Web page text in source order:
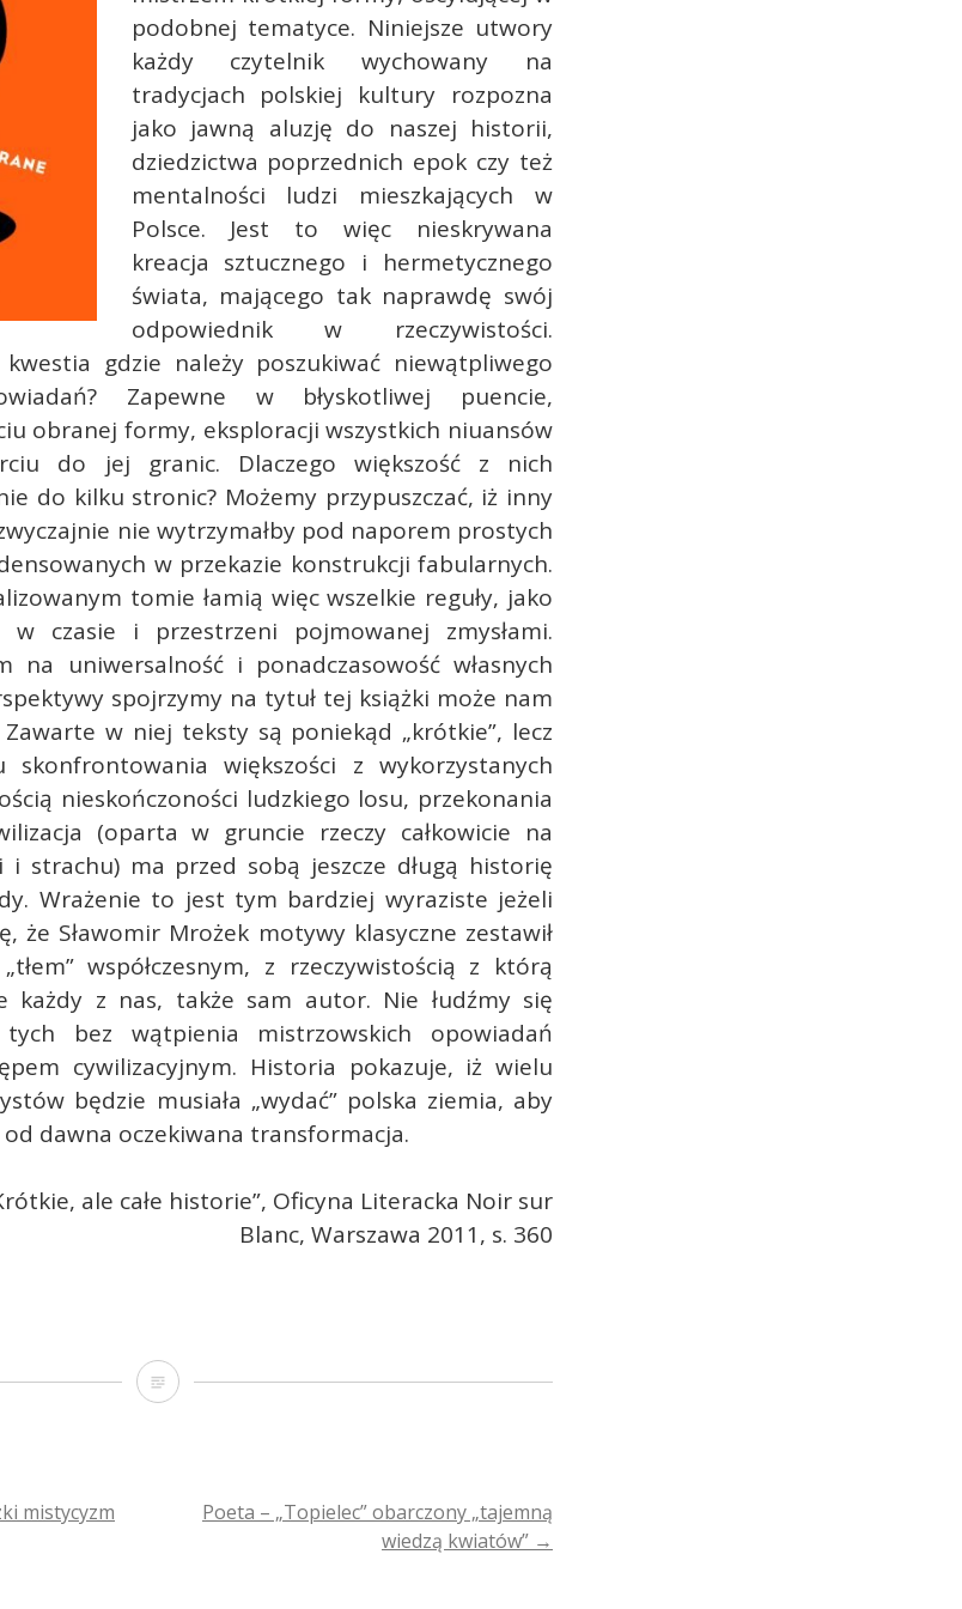
podobnej tematyce. Niniejsze utwory
każdy czytelnik wychowany na
tradycjach polskiej kultury rozpozna
jako jawną aluzję do naszej historii,
dziedzictwa poprzednich epok czy też
mentalności ludzi mieszkających w
Polsce. Jest to więc nieskrywana
kreacja sztucznego i hermetycznego
świata, mającego tak naprawdę swój
odpowiednik w rzeczywistości.
gdzie należy poszukiwać niewątpliwego
Zapewne w błyskotliwej puencie,
obranej formy, eksploracji wszystkich niuansów
do jej granic. Dlaczego większość z nich
do kilku stronic? Możemy przypuszczać, iż inny
nie wytrzymałby pod naporem prostych
w przekazie konstrukcji fabularnych.
tomie łamią więc wszelkie reguły, jako
w czasie i przestrzeni pojmowanej zmysłami.
na uniwersalność i ponadczasowość własnych
spojrzymy na tytuł tej książki może nam
w niej teksty są poniekąd „krótkie”, lecz
skonfrontowania większości z wykorzystanych
nieskończoności ludzkiego losu, przekonania
(oparta w gruncie rzeczy całkowicie na
i strachu) ma przed sobą jeszcze długą historię
Wrażenie to jest tym bardziej wyraziste jeżeli
że Sławomir Mrożek motywy klasyczne zestawił
współczesnym, z rzeczywistością z którą
każdy z nas, także sam autor. Nie łudźmy się
bez wątpienia mistrzowskich opowiadań
cywilizacyjnym. Historia pokazuje, iż wielu
będzie musiała „wydać” polska ziemia, aby
od dawna oczekiwana transformacja.
ale całe historie”, Oficyna Literacka Noir sur
Blanc, Warszawa 2011, s. 360
Lapidarny
mistycyzm
Poeta – „Topielec” obarczony „tajemną
wiedzą kwiatów” →